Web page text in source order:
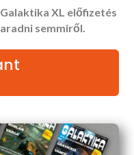
XL előfizetés
semmiről.